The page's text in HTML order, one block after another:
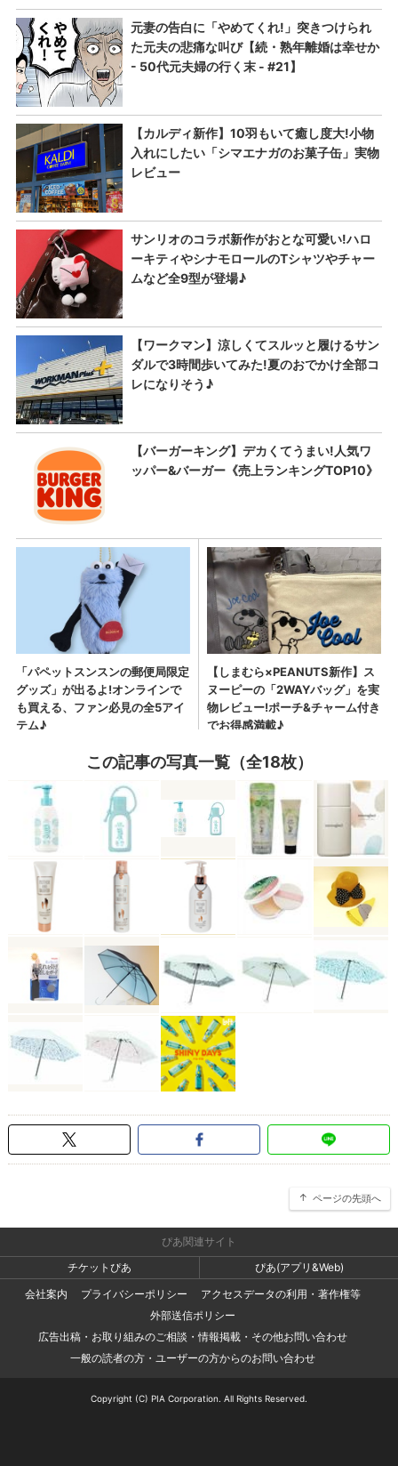
この記事の写真一覧（全18枚）
ページの先頭へ
ぴあ関連サイト
チケットぴあ
ぴあ(アプリ&Web)
会社案内
プライバシーポリシー
アクセスデータの利用・著作権等
外部送信ポリシー
広告出稿・お取り組みのご相談・情報掲載・その他お問い合わせ
一般の読者の方・ユーザーの方からのお問い合わせ
Copyright (C) PIA Corporation. All Rights Reserved.